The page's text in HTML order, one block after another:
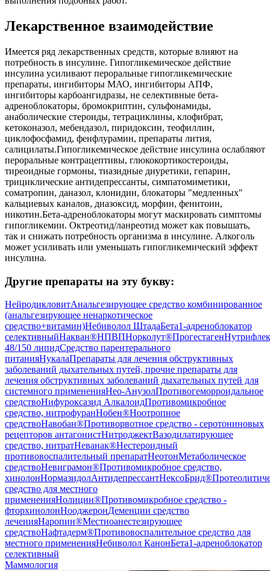
Лекарственное взаимодействие
Имеется ряд лекарственных средств, которые влияют на
потребность в инсулине. Гипогликемическое действие
инсулина усиливают пероральные гипогликемические
препараты, ингибиторы МАО, ингибиторы АПФ,
ингибиторы карбоангидразы, не селективные бета-
адреноблокаторы, бромокриптин, сульфонамиды,
анаболические стероиды, тетрациклины, клофибрат,
кетоконазол, мебендазол, пиридоксин, теофиллин,
циклофосфамид, фенфлурамин, препараты лития,
салицилаты.Гипогликемическое действие инсулина ослабляют
пероральные контрацептивы, глюкокортикостероиды,
тиреоидные гормоны, тиазидные диуретики, гепарин,
трициклические антидепрессанты, симпатомиметики,
соматропин, даназол, клонидин, блокаторы "медленных"
кальциевых каналов, диазоксид, морфин, фенитоин,
никотин.Бета-адреноблокаторы могут маскировать симптомы
гипогликемии. Октреотид/ланреотид может как повышать,
так и снижать потребность организма в инсулине. Алкоголь
может усиливать или уменьшать гипогликемический эффект
инсулина.
Другие препараты на эту букву:
НейродикловитАнальгезирующее средство комбинированное
(анальгезирующее ненаркотическое
средство+витамин)Небиволол ШтадаБета1-адреноблокатор
селективныйНакван®НПВПНорколут®Прогестаген
48/150 липидСредство парентерального
питанияНукалаПрепараты для лечения обструктивных
заболеваний дыхательных путей, прочие препараты для
лечения обструктивных заболеваний дыхательных путей для
системного примененияНео-АнузолПротивогеморроидальное
средствоНифуроксазид АлкалоидПротивомикробное
средство, нитрофуранНобен®Ноотропное
средствоНавобан®Противорвотное средство - серотониновых
рецепторов антагонистНитроджектВазодилатирующее
средство, нитратНеванак®Нестероидный
противовоспалительный препаратНеотонМетаболическое
средствоНевиграмон®Противомикробное средство,
хинолонНормазидолАнтидепрессантНексоБрид®
средство для местного
примененияНолицин®Противомикробное средство -
фторхинолонНооджеронДеменции средство
леченияНаропин®Местноанестезирующее
средствоНафтадерм®Противовоспалительное средство для
местного примененияНебиволол КанонБета1-адреноблокатор
селективный
Маммология